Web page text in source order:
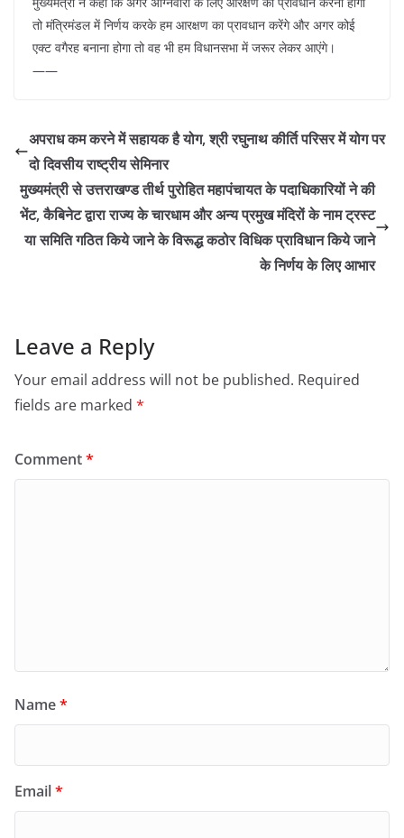
तो मंत्रिमंडल में निर्णय करके हम आरक्षण का प्रावधान करेंगे और अगर कोई
एक्ट वगैरह बनाना होगा तो वह भी हम विधानसभा में जरूर लेकर आएंगे।
——
अपराध कम करने में सहायक है योग, श्री रघुनाथ कीर्ति परिसर में योग पर
दो दिवसीय राष्ट्रीय सेमिनार
मुख्यमंत्री से उत्तराखण्ड तीर्थ पुरोहित महापंचायत के पदाधिकारियों ने की
भेंट, कैबिनेट द्वारा राज्य के चारधाम और अन्य प्रमुख मंदिरों के नाम ट्रस्ट
या समिति गठित किये जाने के विरूद्ध कठोर विधिक प्राविधान किये जाने
के निर्णय के लिए आभार
Leave a Reply
Your email address will not be published. Required
fields are marked *
Comment*
Name*
Email*